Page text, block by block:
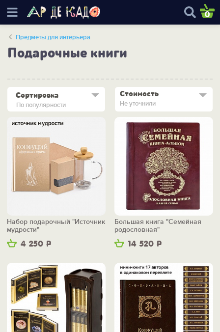
0
Предметы для интерьера
Подарочные книги
По популярности
Сортировка Стоимость
Не уточнили
4 250 Р
Набор подарочный "Источник
мудрости"
14 520 Р
Большая книга "Семейная
родословная"